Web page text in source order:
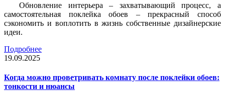
Обновление интерьера – захватывающий процесс, а
самостоятельная поклейка обоев – прекрасный способ
сэкономить и воплотить в жизнь собственные дизайнерские
идеи.
Подробнее
19.09.2025
Когда можно проветривать комнату после поклейки обоев:
тонкости и нюансы